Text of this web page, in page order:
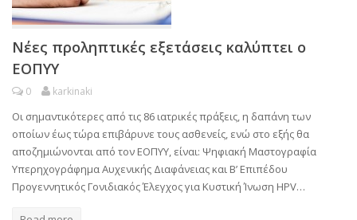
Νέες προληπτικές εξετάσεις καλύπτει ο
ΕΟΠΥΥ
0 karkinaki
Οι σημαντικότερες από τις 86 ιατρικές πράξεις, η δαπάνη των
οποίων έως τώρα επιβάρυνε τους ασθενείς, ενώ στο εξής θα
αποζημιώνονται από τον ΕΟΠΥΥ, είναι: Ψηφιακή Μαστογραφία
Υπερηχογράφημα Αυχενικής Διαφάνειας και Β’ Επιπέδου
Προγεννητικός Γονιδιακός Έλεγχος για Κυστική Ίνωση HPV…